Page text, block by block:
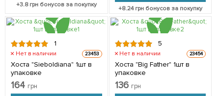
+3.8грн бонусов за покупку
+8.24грн бонусов за покупку
1
Нет в наличии 23453
Хоста "Sieboldiana" 1шт в
упаковке
164 грн
5
Нет в наличии 23454
Хоста "Big Father" 1шт в
упаковке
136 грн